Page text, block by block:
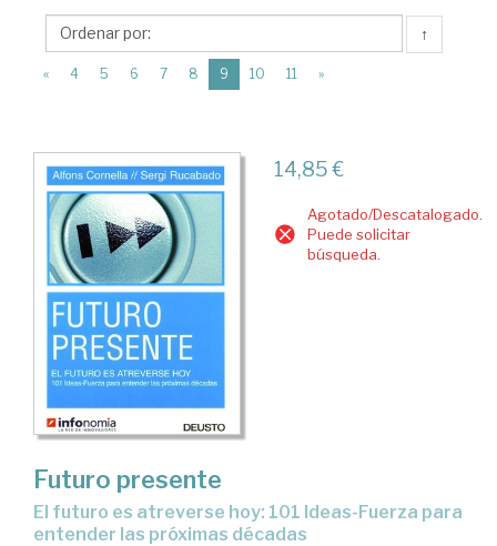
general
>
Empresario.
Emprendedores
↑
« 4 5 6 7 8 9 (current)
10 11 »
14,85 €
Agotado/Descatalogado.
Puede solicitar
búsqueda.
Futuro presente
El futuro es atreverse hoy: 101 Ideas-Fuerza para
entender las próximas décadas